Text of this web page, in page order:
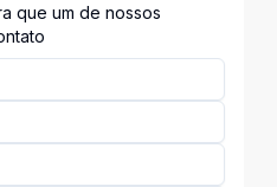
que um de nossos